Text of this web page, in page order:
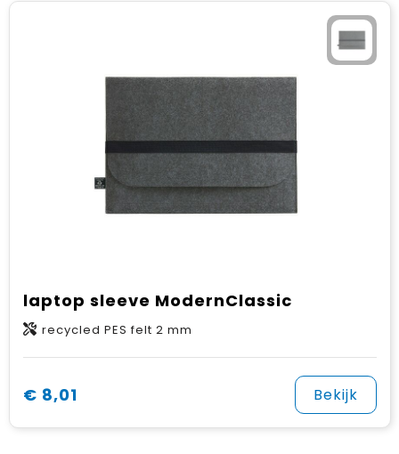
laptop sleeve ModernClassic
recycled PES felt 2 mm
€ 8,01 Bekijk